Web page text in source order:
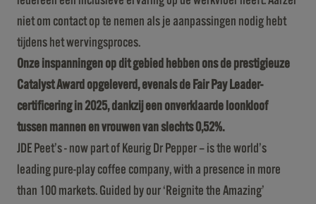
niet om contact op te nemen als je aanpassingen nodig hebt
tijdens het wervingsproces.
Onze inspanningen op dit gebied hebben ons de prestigieuze
Catalyst Award opgeleverd, evenals de Fair Pay Leader-
certificering in 2025, dankzij een onverklaarde loonkloof
tussen mannen en vrouwen van slechts 0,52%.
JDE Peet’s - now part of Keurig Dr Pepper – is the world’s
leading pure-play coffee company, with a presence in more
than 100 markets. Guided by our ‘Reignite the Amazing’